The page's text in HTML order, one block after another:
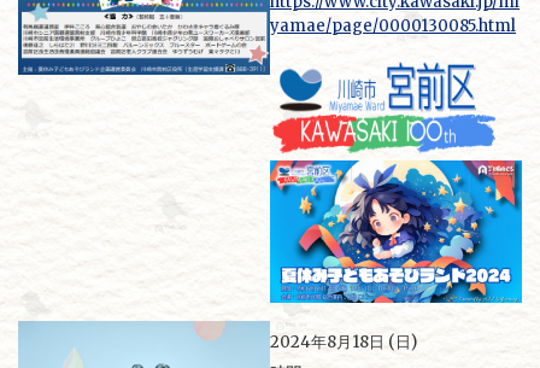
yamae/page/0000130085.html
2024年8月18日 (日)